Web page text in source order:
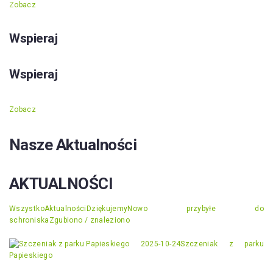
Zobacz
Wspieraj
Wspieraj
Zobacz
Nasze Aktualności
AKTUALNOŚCI
WszystkoAktualności DziękujemyNowo przybyłe do
schroniska Zgubiono / znaleziono
2025-10-24Szczeniak z parku
Papieskiego